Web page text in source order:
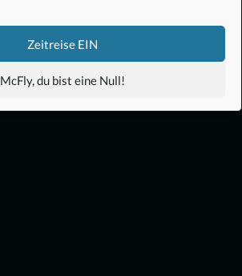
Zeitreise EIN
McFly, du bist eine Null!